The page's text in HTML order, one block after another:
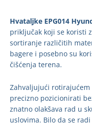
Hvataljke EPG014
priključak koji se koristi
sortiranje različitih
bagere i posebno su
čišćenja terena.
Zahvaljujući
precizno pozicionirati
znatno olakšava rad u
uslovima. Bilo da se